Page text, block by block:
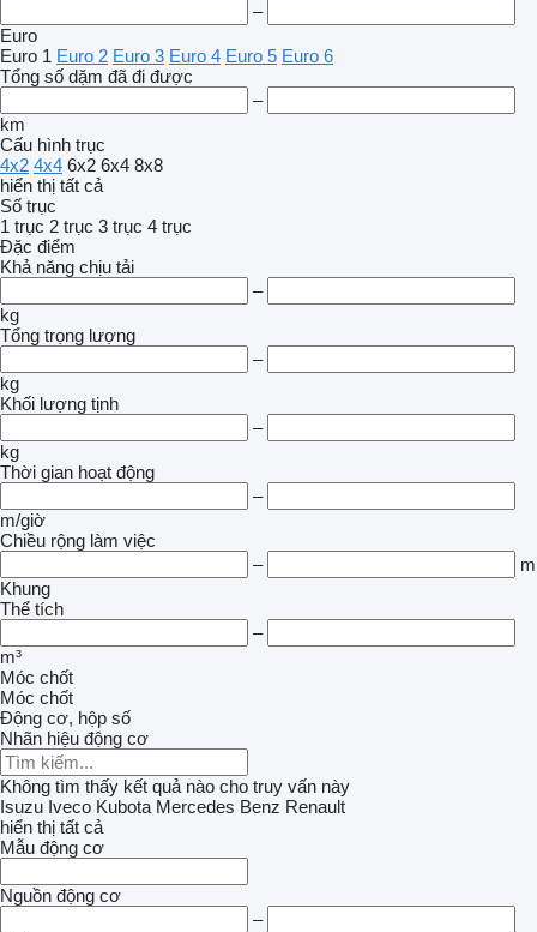
–
Euro
Euro 1 Euro 2 Euro 3 Euro 4 Euro 5 Euro 6
Tổng số dặm đã đi được
–
km
Cấu hình trục
4x2 4x4 6x2 6x4 8x8
hiển thị tất cả
Số trục
1 trục 2 trục 3 trục 4 trục
Đặc điểm
Khả năng chịu tải
–
kg
Tổng trọng lượng
–
kg
Khối lượng tịnh
–
kg
Thời gian hoạt động
–
m/giờ
Chiều rộng làm việc
–
m
Khung
Thể tích
–
m³
Móc chốt
Móc chốt
Động cơ, hộp số
Nhãn hiệu động cơ
Không tìm thấy kết quả nào cho truy vấn này
Isuzu Iveco Kubota Mercedes Benz Renault
hiển thị tất cả
Mẫu động cơ
Nguồn động cơ
–